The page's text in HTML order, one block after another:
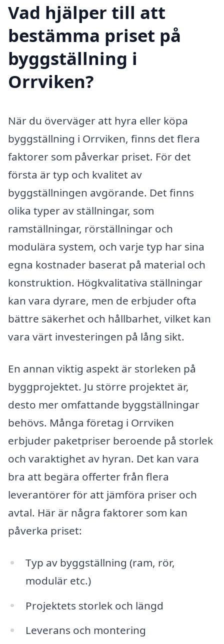
Vad hjälper till att
bestämma priset på
byggställning i
Orrviken?
När du överväger att hyra eller köpa
byggställning i Orrviken, finns det flera
faktorer som påverkar priset. För det
första är typ och kvalitet av
byggställningen avgörande. Det finns
olika typer av ställningar, som
ramställningar, rörställningar och
modulära system, och varje typ har sina
egna kostnader baserat på material och
konstruktion. Högkvalitativa ställningar
kan vara dyrare, men de erbjuder ofta
bättre säkerhet och hållbarhet, vilket kan
vara värt investeringen på lång sikt.
En annan viktig aspekt är storleken på
byggprojektet. Ju större projektet är,
desto mer omfattande byggställningar
behövs. Många företag i Orrviken
erbjuder paketpriser beroende på storlek
och varaktighet av hyran. Det kan vara
bra att begära offerter från flera
leverantörer för att jämföra priser och
avtal. Här är några faktorer som kan
påverka priset:
Typ av byggställning (ram, rör,
modulär etc.)
Projektets storlek och längd
Leverans och montering